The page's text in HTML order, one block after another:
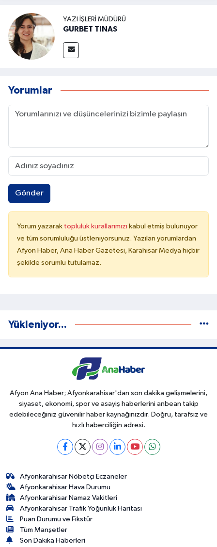
YAZI İŞLERI MÜDÜRÜ
GURBET TINAS
Yorumlar
Gönder
Yorum yazarak topluluk kurallarımızı kabul etmiş bulunuyor
ve tüm sorumluluğu üstleniyorsunuz. Yazılan yorumlardan
Afyon Haber, Ana Haber Gazetesi, Karahisar Medya hiçbir
şekilde sorumlu tutulamaz.
Yükleniyor...
Afyon Ana Haber; Afyonkarahisar'dan son dakika gelişmelerini,
siyaset, ekonomi, spor ve asayiş haberlerini anbean takip
edebileceğiniz güvenilir haber kaynağınızdır. Doğru, tarafsız ve
hızlı haberciliğin adresi.
Afyonkarahisar Nöbetçi Eczaneler
Afyonkarahisar Hava Durumu
Afyonkarahisar Namaz Vakitleri
Afyonkarahisar Trafik Yoğunluk Haritası
Puan Durumu ve Fikstür
Tüm Manşetler
Son Dakika Haberleri